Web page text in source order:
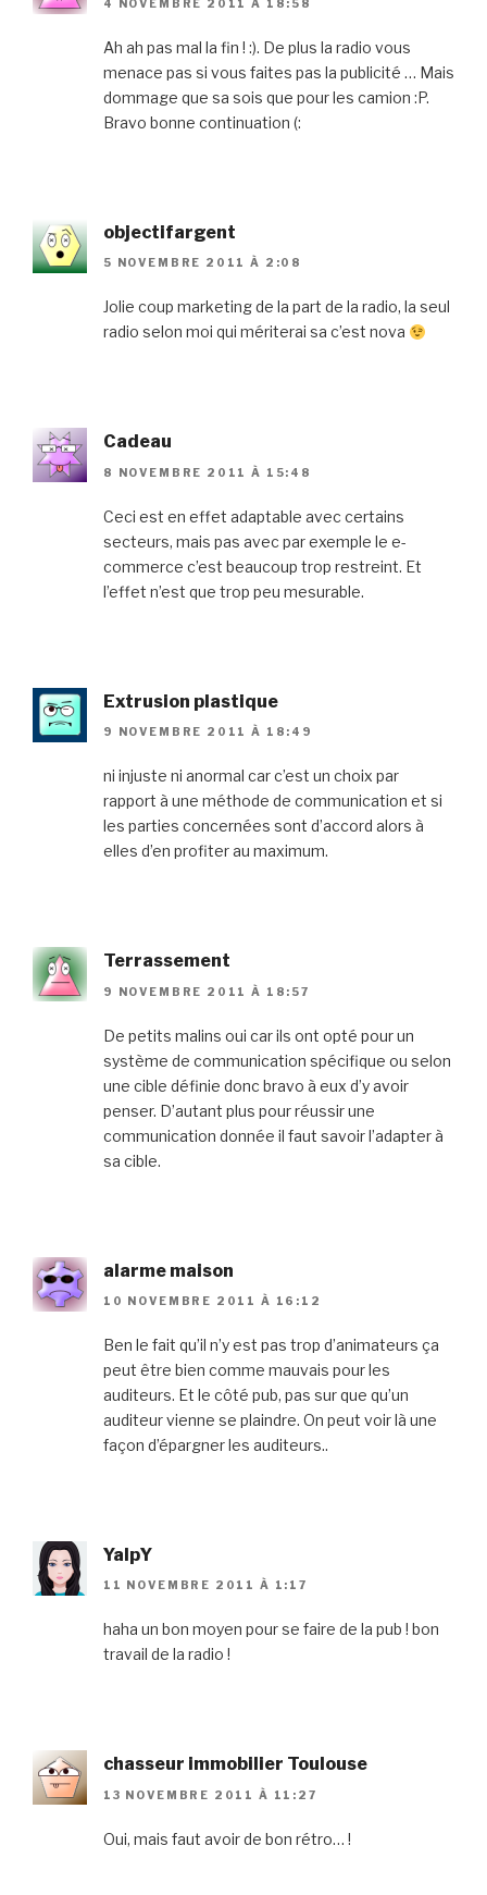
4 NOVEMBRE 2011 À 18:58
Ah ah pas mal la fin ! :). De plus la radio vous
menace pas si vous faites pas la publicité … Mais
dommage que sa sois que pour les camion :P.
Bravo bonne continuation (:
objectifargent
5 NOVEMBRE 2011 À 2:08
Jolie coup marketing de la part de la radio, la seul
radio selon moi qui mériterai sa c’est nova
Cadeau
8 NOVEMBRE 2011 À 15:48
Ceci est en effet adaptable avec certains
secteurs, mais pas avec par exemple le e-
commerce c’est beaucoup trop restreint. Et
l’effet n’est que trop peu mesurable.
Extrusion plastique
9 NOVEMBRE 2011 À 18:49
ni injuste ni anormal car c’est un choix par
rapport à une méthode de communication et si
les parties concernées sont d’accord alors à
elles d’en profiter au maximum.
Terrassement
9 NOVEMBRE 2011 À 18:57
De petits malins oui car ils ont opté pour un
système de communication spécifique ou selon
une cible définie donc bravo à eux d’y avoir
penser. D’autant plus pour réussir une
communication donnée il faut savoir l’adapter à
sa cible.
alarme maison
10 NOVEMBRE 2011 À 16:12
Ben le fait qu’il n’y est pas trop d’animateurs ça
peut être bien comme mauvais pour les
auditeurs. Et le côté pub, pas sur que qu’un
auditeur vienne se plaindre. On peut voir là une
façon d’épargner les auditeurs..
YalpY
11 NOVEMBRE 2011 À 1:17
haha un bon moyen pour se faire de la pub ! bon
travail de la radio !
chasseur immobilier Toulouse
13 NOVEMBRE 2011 À 11:27
Oui, mais faut avoir de bon rétro… !